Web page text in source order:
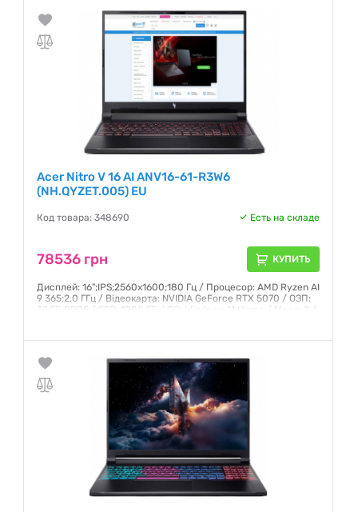
Acer Nitro V 16 AI ANV16-61-R3W6
(NH.QYZET.005) EU
Код товара: 348690 Есть на складе
78536 грн КУПИТЬ
Дисплей: 16";IPS;2560x1600;180 Гц / Процесор: AMD Ryzen AI
9 365;2,0 ГГц / Відеокарта: NVIDIA GeForce RTX 5070 / ОЗП:
32 ГБ;DDR5 / SSD: 1000 ГБ / ОС: Windows 11 Home / Маса: 2,4
Гарантия:12 месяцев